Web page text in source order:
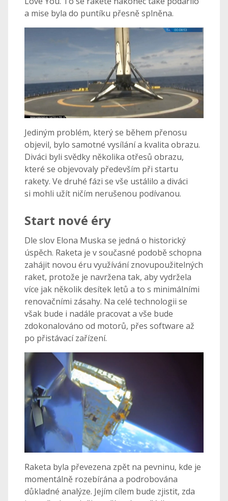
a mise byla do puntíku přesně splněna.
Jediným problém, který se během přenosu
objevil, bylo samotné vysílání a kvalita obrazu.
Diváci byli svědky několika otřesů obrazu,
které se objevovaly především při startu
rakety. Ve druhé fázi se vše ustálilo a diváci
si mohli užít ničím nerušenou podívanou.
Start nové éry
Dle slov Elona Muska se jedná o historický
úspěch. Raketa je v současné podobě schopna
zahájit novou éru využívání znovupoužitelných
raket, protože je navržena tak, aby vydržela
více jak několik desítek letů a to s minimálními
renovačními zásahy. Na celé technologii se
však bude i nadále pracovat a vše bude
zdokonalováno od motorů, přes software až
po přistávací zařízení.
Raketa byla převezena zpět na pevninu, kde je
momentálně rozebírána a podrobována
důkladné analýze. Jejím cílem bude zjistit, zda